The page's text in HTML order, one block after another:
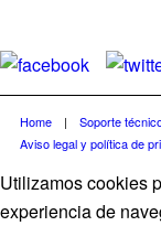
Home | Soporte
Aviso legal y política de
Utilizamos cookies
experiencia de